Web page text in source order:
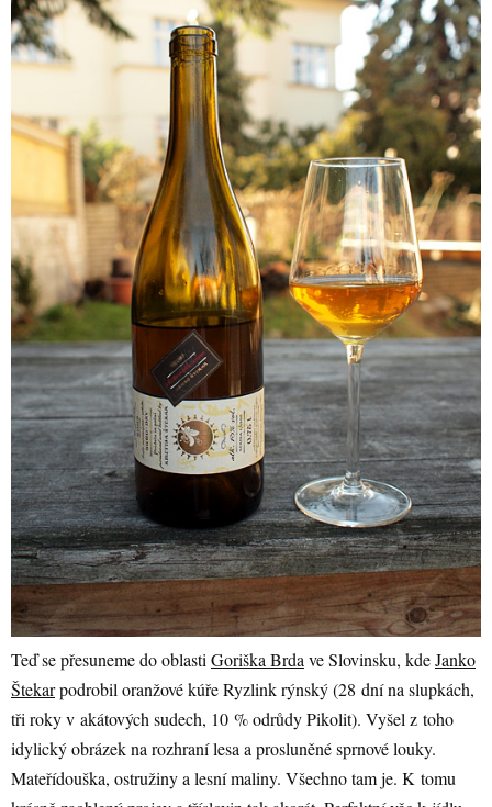
Teď se přesuneme do oblasti Goriška Brda ve Slovinsku, kdeJanko
Štekarpodrobil oranžové kúře Ryzlink rýnský (28 dní na slupkách,
tři roky v akátových sudech, 10 % odrůdy Pikolit). Vyšel z toho
idylický obrázek na rozhraní lesa a prosluněné sprnové louky.
Mateřídouška, ostružiny a lesní maliny. Všechno tam je. K tomu